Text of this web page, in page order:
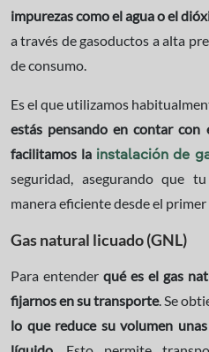
impurezas como el agua o el
a través de gasoductos a alta
de consumo.
Es el que utilizamos
estás pensando en contar con
facilitamos la instalación de
seguridad, asegurando que
manera eficiente desde el primer
Gas natural licuado (GNL)
Para entender qué es el gas
fijarnos en su transporte. Se
lo que reduce su volumen